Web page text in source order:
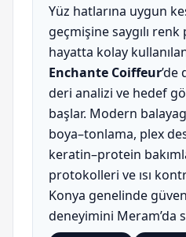
Yüz hatlarına uygun
geçmişine saygılı
hayatta kolay
Enchante Coiffeur’de
deri analizi ve hedef
başlar. Modern
boya–tonlama, plex
keratin–protein
protokolleri ve ısı
Konya genelinde
deneyimini Meram’da